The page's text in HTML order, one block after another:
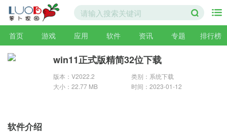
首页 游戏 应用 软件 资讯 专题 排行榜
win11正式版精简32位下载
版本：V2022.2
类别：系统下载
大小：22.77 MB
时间：2023-01-12
软件介绍